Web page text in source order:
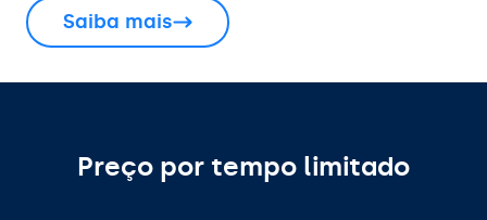
Saiba mais
Preço por tempo limitado